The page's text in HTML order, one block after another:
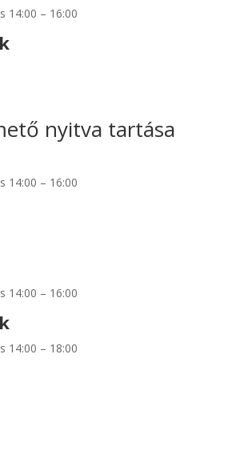
14:00 – 16:00
nyitva tartása
14:00 – 16:00
14:00 – 16:00
14:00 – 18:00